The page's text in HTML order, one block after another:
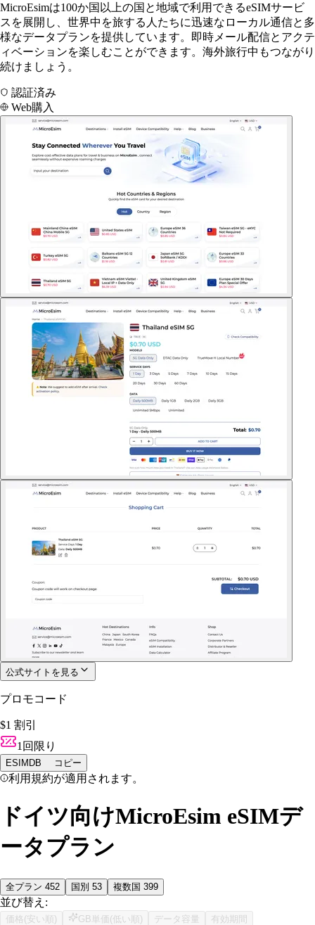
MicroEsimは100か国以上の国と地域で利用できるeSIMサービ
スを展開し、世界中を旅する人たちに迅速なローカル通信と多
様なデータプランを提供しています。即時メール配信とアクテ
ィベーションを楽しむことができます。海外旅行中もつながり
続けましょう。
認証済み
Web購入
公式サイトを見る
プロモコード
$1 割引
1回限り
ESIMDB コピー
利用規約が適用されます。
ドイツ向けMicroEsim eSIMデ
ータプラン
全プラン 452 国別 53 複数国 399
並び替え:
価格(安い順) GB単価(低い順) データ容量 有効期間